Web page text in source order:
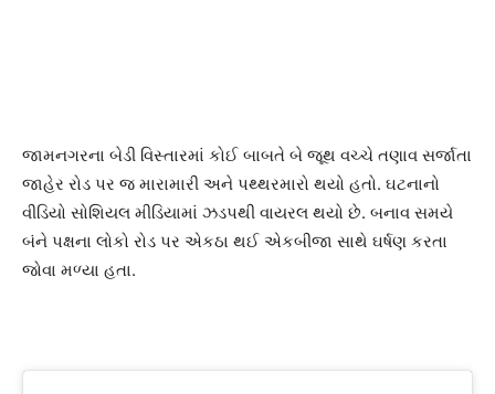
જામનગરના બેડી વિસ્તારમાં કોઈ બાબતે બે જૂથ વચ્ચે તણાવ સર્જાતા
જાહેર રોડ પર જ મારામારી અને પથ્થરમારો થયો હતો. ઘટનાનો
વીડિયો સોશિયલ મીડિયામાં ઝડપથી વાયરલ થયો છે. બનાવ સમયે
બંને પક્ષના લોકો રોડ પર એકઠા થઈ એકબીજા સાથે ઘર્ષણ કરતા
જોવા મળ્યા હતા.